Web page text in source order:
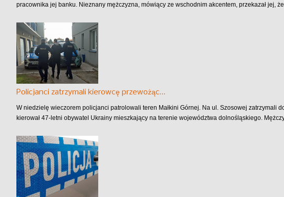
pracownika jej banku. Nieznany mężczyzna, mówiący ze wschodnim akcentem, przekazał jej,
Policjanci zatrzymali kierowcę przewożąc…
W niedzielę wieczorem policjanci patrolowali teren Małkini Górnej. Na ul. Szosowej zatrzymali
kierował 47-letni obywatel Ukrainy mieszkający na terenie województwa dolnośląskiego.